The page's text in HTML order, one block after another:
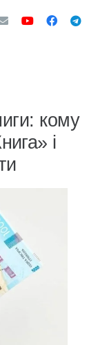
кому
і